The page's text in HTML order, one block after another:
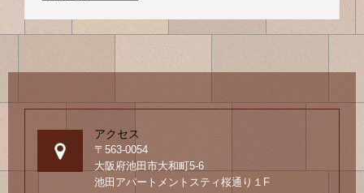
ブ
グ
アクセス
〒563-0054
大阪府池田市大和町5-6
池田アパートメントスティ桜通り１F